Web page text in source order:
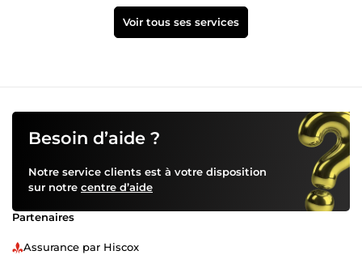
Voir tous ses services
Besoin d’aide ?
Notre service clients est à votre disposition
sur notre centre d’aide
Partenaires
Assurance par Hiscox